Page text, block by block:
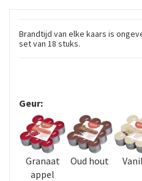
Brandtijd van elke kaars is
set van 18 stuks.
Geur:
Granaat
appel
Oud hout